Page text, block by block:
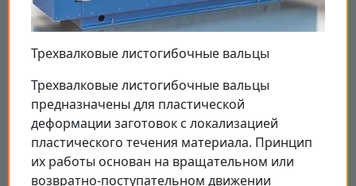
Трехвалковые листогибочные вальцы
Трехвалковые листогибочные вальцы
предназначены для пластической
деформации заготовок с локализацией
пластического течения материала. Принцип
их работы основан на вращательном или
возвратно-поступательном движении